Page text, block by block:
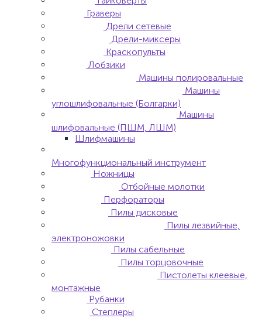
Граверы
Дрели сетевые
Дрели-миксеры
Краскопульты
Лобзики
Машины полировальные
Машины
углошлифовальные (Болгарки)
Машины
шлифовальные (ПШМ, ЛШМ)
Шлифмашины
Многофункциональный инструмент
Ножницы
Отбойные молотки
Перфораторы
Пилы дисковые
Пилы лезвийные,
электроножовки
Пилы сабельные
Пилы торцовочные
Пистолеты клеевые,
монтажные
Рубанки
Степлеры